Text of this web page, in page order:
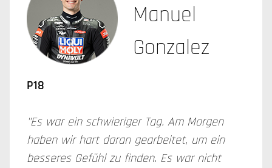
Manuel
Gonzalez
P18
"Es war ein schwieriger Tag. Am Morgen
haben wir hart daran gearbeitet, um ein
besseres Gefühl zu finden. Es war nicht